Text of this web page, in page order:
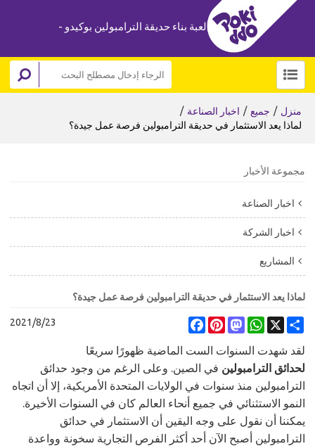
لعبة بناء حديقة الترامبولين بوكيدو -
منزل / جميع / اخبار الصناعة /
لماذا يعد الاستثمار في حديقة الترامبولين فرصة عمل جيدة؟
مجموعة الأخبار
اخبار الصناعة
اخبار الشركة
المشاريع
لماذا يعد الاستثمار في حديقة الترامبولين فرصة عمل جيدة؟
Share
FacebookPinterest
Mastodon
WhatsApp X
2021/8/23
لقد شهدت السنوات الست الماضية ظهورًا سريعًا
لحدائق الترامبولين في الصين. وعلى الرغم من وجود حدائق
الترامبولين منذ سنوات في الولايات المتحدة الأمريكية، إلا أن اتجاه
النمو الاستثنائي في جميع أنحاء العالم كان في السنوات الأخيرة.
يمكننا أن نقول على وجه اليقين أن الاستثمار في حدائق
الترامبولين أصبح الآن أحد أكثر الفرص التجارية سخونة وواعدة